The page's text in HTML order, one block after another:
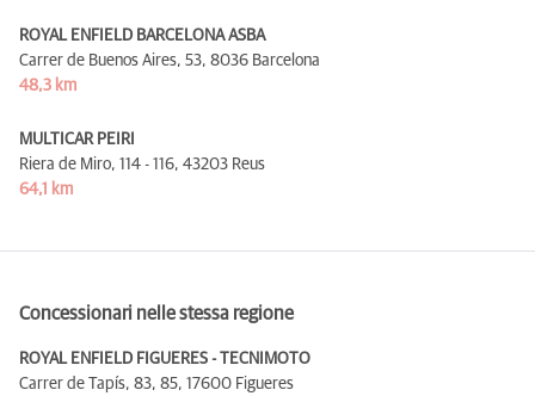
ROYAL ENFIELD BARCELONA ASBA
Carrer de Buenos Aires, 53, 8036 Barcelona
48,3 km
MULTICAR PEIRI
Riera de Miro, 114 - 116, 43203 Reus
64,1 km
Concessionari nelle stessa regione
ROYAL ENFIELD FIGUERES - TECNIMOTO
Carrer de Tapís, 83, 85, 17600 Figueres